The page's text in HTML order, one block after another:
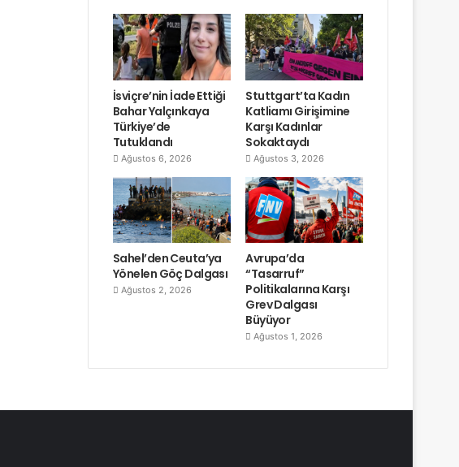
İsviçre’nin İade Ettiği
Bahar Yalçınkaya
Türkiye’de
Tutuklandı
Ağustos 6, 2026
Stuttgart’ta Kadın
Katliamı Girişimine
Karşı Kadınlar
Sokaktaydı
Ağustos 3, 2026
Sahel’den Ceuta’ya
Yönelen Göç Dalgası
Ağustos 2, 2026
Avrupa’da
“Tasarruf”
Politikalarına Karşı
Grev Dalgası
Büyüyor
Ağustos 1, 2026